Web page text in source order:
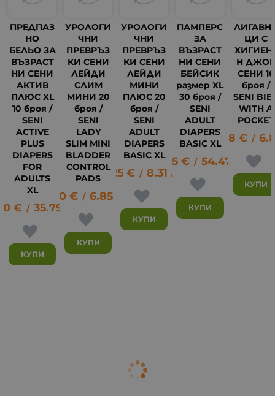
ПРЕДПАЗ
НО
БЕЛЬО ЗА
ВЪЗРАСТ
НИ СЕНИ
АКТИВ
ПЛЮС XL
10 броя /
SENI
ACTIVE
PLUS
DIAPERS
FOR
ADULTS
XL
€ / 35.79
КУПИ
УРОЛОГИ
ЧНИ
ПРЕВРЪЗ
КИ СЕНИ
ЛЕЙДИ
СЛИМ
МИНИ 20
броя /
SENI
LADY
SLIM MINI
BLADDER
CONTROL
PADS
3.50 € / 6.85
КУПИ
УРОЛОГИ
ЧНИ
ПРЕВРЪЗ
КИ СЕНИ
ЛЕЙДИ
МИНИ
ПЛЮС 20
броя /
SENI
ADULT
DIAPERS
BASIC XL
4.25 € / 8.31 лв.
КУПИ
ПАМПЕРС
ЗА
ВЪЗРАСТ
НИ СЕНИ
БЕЙСИК
размер XL
30 броя /
SENI
ADULT
DIAPERS
BASIC XL
27.85 € / 54.47 лв.
КУПИ
ЦИ С
Н
СЕНИ 10
броя /
SENI
WITH A
POCKET
3.48 € /
КУПИ